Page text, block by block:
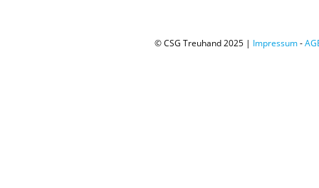
© CSG Treuhand 2025 | Impressum-